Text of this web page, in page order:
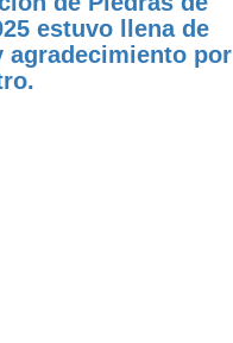
estuvo llena de
agradecimiento por